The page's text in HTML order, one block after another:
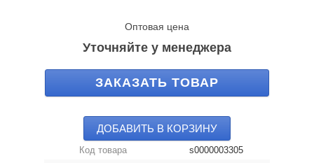
Оптовая цена
Уточняйте у менеджера
ЗАКАЗАТЬ ТОВАР
ДОБАВИТЬ В КОРЗИНУ
Код товара
s0000003305